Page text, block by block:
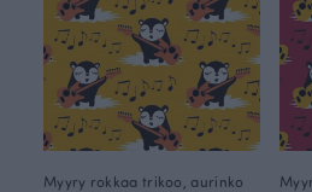
Myyry rokkaa trikoo, aurinko